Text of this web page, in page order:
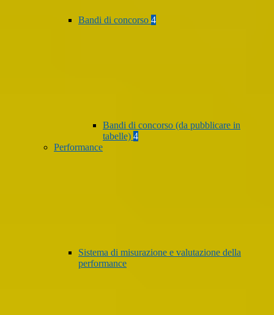
Bandi di concorso 4
Bandi di concorso (da pubblicare in
tabelle) 4
Performance
Sistema di misurazione e valutazione della
performance